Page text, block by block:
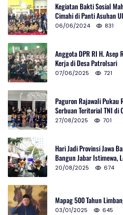
Kegiatan Bakti Sosial
Cimahi di Panti Asuhan
06/06/2024 831
Anggota DPR RI H. Asep
Kerja di Desa Patrolsari
07/06/2025 721
Paguron Rajawali Pukau
Serbuan Teritorial TNI di
27/08/2025 701
Hari Jadi Provinsi Jawa
Bangun Jabar Istimewa,
20/08/2025 674
Mapag 500 Tahun
03/01/2025 645